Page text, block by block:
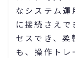
なシステム運
に接続さえ
セスでき、柔
も、操作ト